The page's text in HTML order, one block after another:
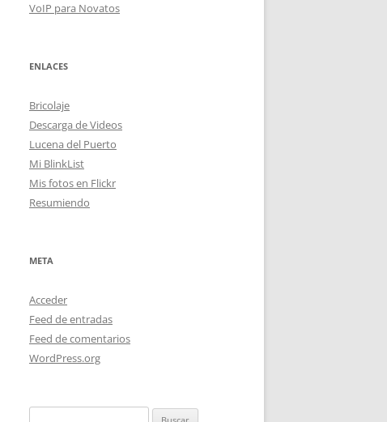
VoIP para Novatos
ENLACES
Bricolaje
Descarga de Videos
Lucena del Puerto
Mi BlinkList
Mis fotos en Flickr
Resumiendo
META
Acceder
Feed de entradas
Feed de comentarios
WordPress.org